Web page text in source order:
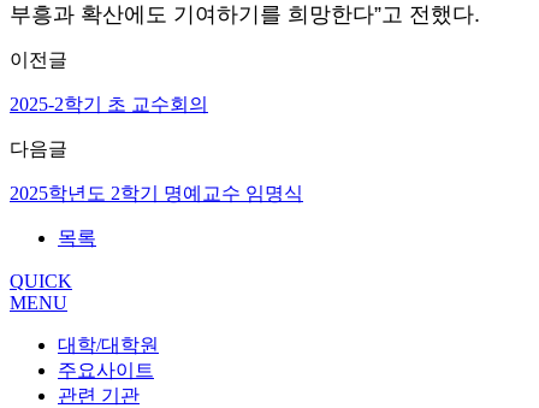
부흥과 확산에도 기여하기를 희망한다”고 전했다.
이전글
2025-2학기 초 교수회의
다음글
2025학년도 2학기 명예교수 임명식
목록
QUICK
MENU
대학/대학원
주요사이트
관련 기관